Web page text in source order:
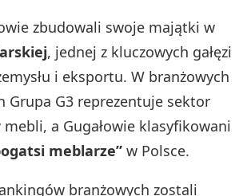
zbudowali swoje majątki w
, jednej z kluczowych gałęzi
i eksportu. W branżowych
Grupa G3 reprezentuje sektor
a Gugałowie klasyfikowani
meblarze” w Polsce.
branżowych zostali